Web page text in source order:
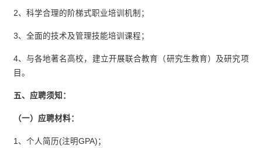
2、科学合理的阶梯式职业培训机制；
3、全面的技术及管理技能培训课程；
4、与各地著名高校，建立开展联合教育（研究生教育）及研究项
目。
五、应聘须知：
（一）应聘材料：
1、个人简历(注明GPA)；